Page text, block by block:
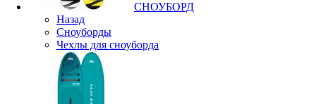
СНОУБОРД
Назад
Сноуборды
Чехлы для сноуборда